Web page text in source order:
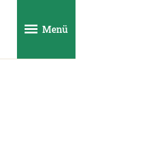
Menü